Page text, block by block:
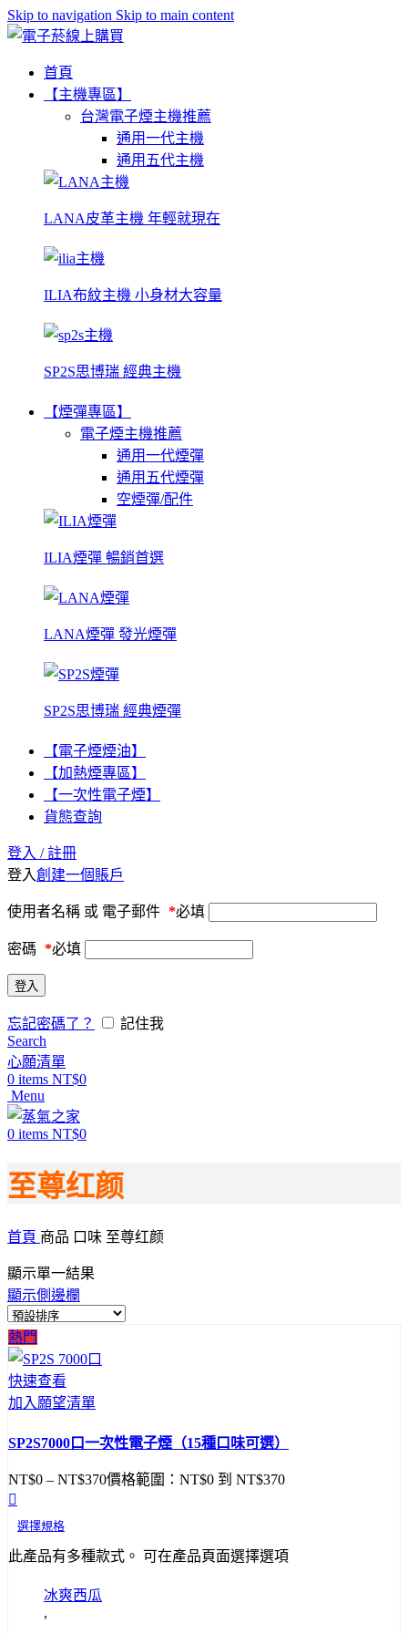
Skip to navigation Skip to main content
首頁
【主機專區】
台灣電子煙主機推薦
通用一代主機
通用五代主機
LANA皮革主機 年輕就現在
ILIA布紋主機 小身材大容量
SP2S思博瑞 經典主機
【煙彈專區】
電子煙主機推薦
通用一代煙彈
通用五代煙彈
空煙彈/配件
ILIA煙彈 暢銷首選
LANA煙彈 發光煙彈
SP2S思博瑞 經典煙彈
【電子煙煙油】
【加熱煙專區】
【一次性電子煙】
貨態查詢
登入 / 註冊
登入創建一個賬戶
使用者名稱 或 電子郵件 *必填
密碼 *必填
登入
忘記密碼了？
記住我
Search
心願清單
0 items NT$0
Menu
0 items NT$0
至尊红颜
首頁 商品 口味 至尊红颜
顯示單一結果
顯示側邊欄
熱門
快速查看
加入願望清單
SP2S7000口一次性電子煙（15種口味可選）
NT$0 – NT$370價格範圍：NT$0 到 NT$370
選擇規格
此產品有多種款式。 可在產品頁面選擇選項
冰爽西瓜
,